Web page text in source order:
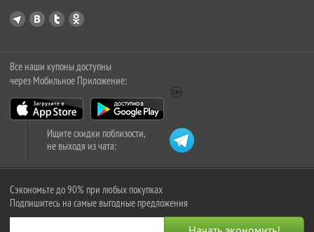
Все наши купоны доступны
через Мобильное Приложение:
Ищите скидки поблизости,
не выходя из чата:
Сэкономьте до 90% при любых покупках
Подпишитесь на самые выгодные предложения